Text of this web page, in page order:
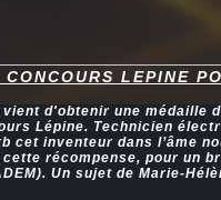
LEPINE
d'obtenir une médaille
Lépine. Technicien
cet inventeur dans l’âme
cette récompense, pour un
Un sujet de Marie-